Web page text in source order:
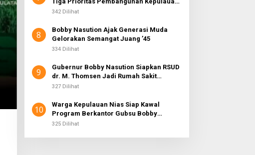
Nias
342 Dilihat
8
Bobby Nasution Ajak Generasi Muda
Gelorakan Semangat Juang ’45
334 Dilihat
9
Gubernur Bobby Nasution Siapkan RSUD
dr. M. Thomsen Jadi Rumah Sakit
Regional Kepulauan Nias
327 Dilihat
10
Warga Kepulauan Nias Siap Kawal
Program Berkantor Gubsu Bobby
Nasution
325 Dilihat